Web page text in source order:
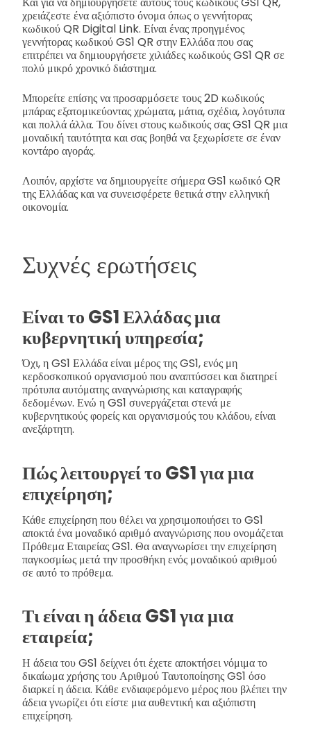
χρειάζεστε ένα αξιόπιστο όνομα όπως ο γεννήτορας
κωδικού QR Digital Link. Είναι ένας προηγμένος
γεννήτορας κωδικού GS1 QR στην Ελλάδα που σας
επιτρέπει να δημιουργήσετε χιλιάδες κωδικούς GS1 QR σε
πολύ μικρό χρονικό διάστημα.
Μπορείτε επίσης να προσαρμόσετε τους 2D κωδικούς
μπάρας εξατομικεύοντας χρώματα, μάτια, σχέδια, λογότυπα
και πολλά άλλα. Του δίνει στους κωδικούς σας GS1 QR μια
μοναδική ταυτότητα και σας βοηθά να ξεχωρίσετε σε έναν
κοντάρο αγοράς.
Λοιπόν, αρχίστε να δημιουργείτε σήμερα GS1 κωδικό QR
της Ελλάδας και να συνεισφέρετε θετικά στην ελληνική
οικονομία.
Συχνές ερωτήσεις
Είναι το GS1 Ελλάδας μια
κυβερνητική υπηρεσία;
Όχι, η GS1 Ελλάδα είναι μέρος της GS1, ενός μη
κερδοσκοπικού οργανισμού που αναπτύσσει και διατηρεί
πρότυπα αυτόματης αναγνώρισης και καταγραφής
δεδομένων. Ενώ η GS1 συνεργάζεται στενά με
κυβερνητικούς φορείς και οργανισμούς του κλάδου, είναι
ανεξάρτητη.
Πώς λειτουργεί το GS1 για μια
επιχείρηση;
Κάθε επιχείρηση που θέλει να χρησιμοποιήσει το GS1
αποκτά ένα μοναδικό αριθμό αναγνώρισης που ονομάζεται
Πρόθεμα Εταιρείας GS1. Θα αναγνωρίσει την επιχείρηση
παγκοσμίως μετά την προσθήκη ενός μοναδικού αριθμού
σε αυτό το πρόθεμα.
Τι είναι η άδεια GS1 για μια
εταιρεία;
Η άδεια του GS1 δείχνει ότι έχετε αποκτήσει νόμιμα το
δικαίωμα χρήσης του Αριθμού Ταυτοποίησης GS1 όσο
διαρκεί η άδεια. Κάθε ενδιαφερόμενο μέρος που βλέπει την
άδεια γνωρίζει ότι είστε μια αυθεντική και αξιόπιστη
επιχείρηση.